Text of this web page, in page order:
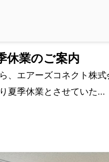
休業のご案内
、エアーズコネクト株式
夏季休業とさせていた...